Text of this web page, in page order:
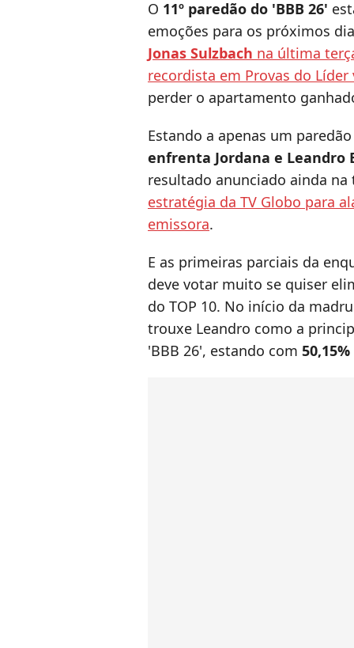
O 11º paredão do 'BBB 26'
emoções para os próximos
Jonas Sulzbach na última
recordista em Provas do
perder o apartamento
Estando a apenas um
enfrenta Jordana e Leandro
resultado anunciado ainda
estratégia da TV Globo para
emissora.
E as primeiras parciais da
deve votar muito se quiser
do TOP 10. No início da
trouxe Leandro como a
'BBB 26', estando com 50,15%